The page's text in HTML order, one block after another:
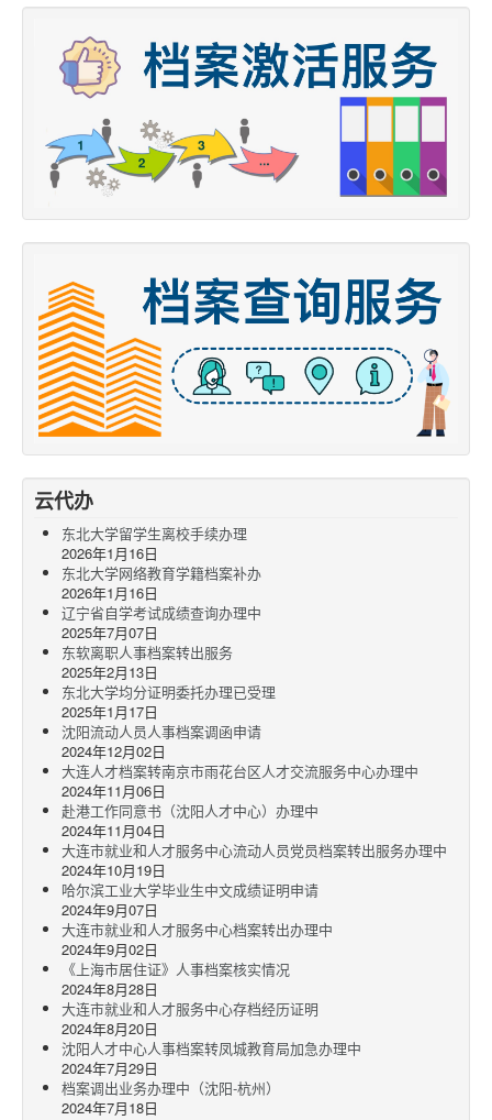
云代办
东北大学留学生离校手续办理
2026年1月16日
东北大学网络教育学籍档案补办
2026年1月16日
辽宁省自学考试成绩查询办理中
2025年7月07日
东软离职人事档案转出服务
2025年2月13日
东北大学均分证明委托办理已受理
2025年1月17日
沈阳流动人员人事档案调函申请
2024年12月02日
大连人才档案转南京市雨花台区人才交流服务中心办理中
2024年11月06日
赴港工作同意书（沈阳人才中心）办理中
2024年11月04日
大连市就业和人才服务中心流动人员党员档案转出服务办理中
2024年10月19日
哈尔滨工业大学毕业生中文成绩证明申请
2024年9月07日
大连市就业和人才服务中心档案转出办理中
2024年9月02日
《上海市居住证》人事档案核实情况
2024年8月28日
大连市就业和人才服务中心存档经历证明
2024年8月20日
沈阳人才中心人事档案转凤城教育局加急办理中
2024年7月29日
档案调出业务办理中（沈阳-杭州）
2024年7月18日